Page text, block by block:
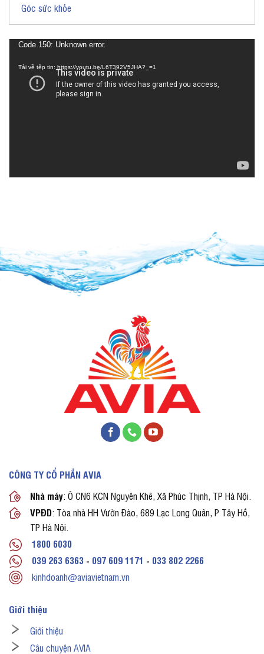
Góc sức khỏe
Trình
Code 150: Unknown error.
Tải về tệp tin: https://youtu.be/L6T392V5JHA?_=1
CÔNG TY CỔ PHẦN AVIA
Nhà máy: Ô CN6 KCN Nguyên Khê, Xã Phúc Thịnh, TP Hà Nội.
VPĐD: Tòa nhà HH Vườn Đào, 689 Lạc Long Quân, P Tây Hồ,
TP Hà Nội.
1800 6030
039 263 6363 - 097 609 1171 - 033 802 2266
kinhdoanh@aviavietnam.vn
Giới thiệu
Giới thiệu
Câu chuyện AVIA